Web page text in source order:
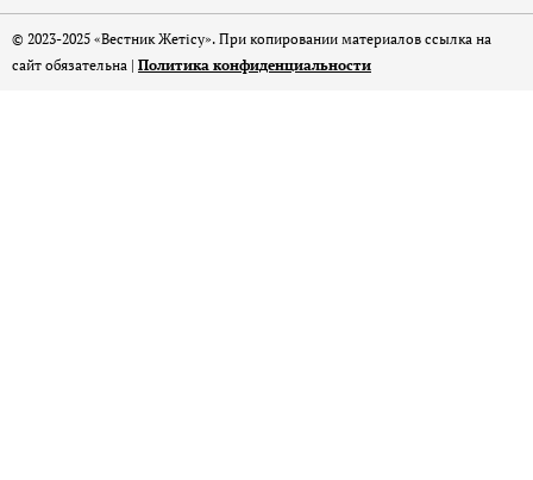
© 2023-2025 «Вестник Жетісу». При копировании материалов ссылка на
сайт обязательна | Политика конфиденциальности